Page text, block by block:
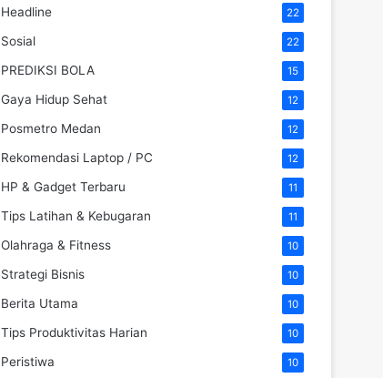
Headline 22
Sosial 22
PREDIKSI BOLA 15
Gaya Hidup Sehat 12
Posmetro Medan 12
Rekomendasi Laptop / PC 12
HP & Gadget Terbaru 11
Tips Latihan & Kebugaran 11
Olahraga & Fitness 10
Strategi Bisnis 10
Berita Utama 10
Tips Produktivitas Harian 10
Peristiwa 10